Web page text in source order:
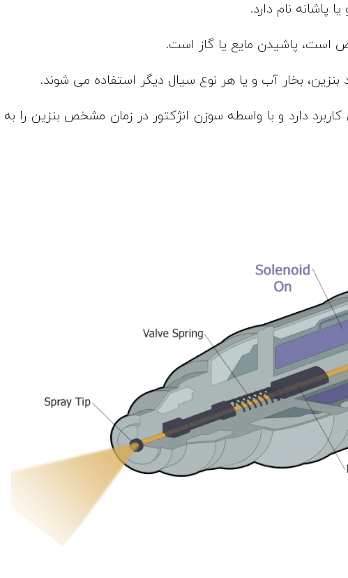
پاشانه نام دارد.
است، پاشیدن مایع یا گاز است.
بخار آب و یا هر نوع سیال دیگر استفاده می شوند.
دارد و با واسطه سوزن انژکتور در زمان مشخص بنزین را